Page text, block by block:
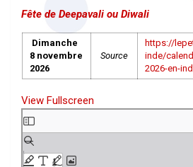
Fête de Deepavali ou Diwali
Dimanche
8 novembre
2026
Source
https://
inde/
2026-en-
View Fullscreen
Aller
au
contenu
PDF